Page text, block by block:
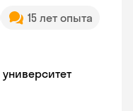
15 лет опыта